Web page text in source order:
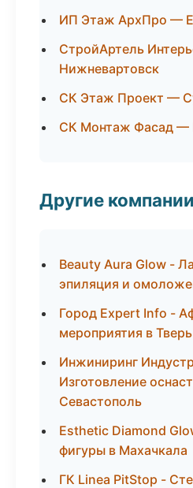
ИП Этаж АрхПро —
СтройАртель
Нижневартовск
СК Этаж Проект —
СК Монтаж Фасад —
Другие компании
Beauty Aura Glow -
эпиляция и
Город Expert Info -
мероприятия в Тверь
Инжиниринг
Изготовление
Севастополь
Esthetic Diamond
фигуры в Махачкала
ГК Linea PitStop -